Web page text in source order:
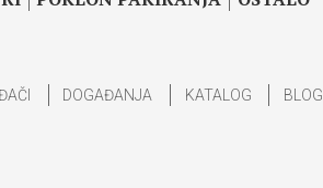
DOGAĐANJA KATALOG BLOG